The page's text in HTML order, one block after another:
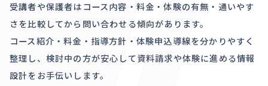
受講者や保護者はコース内容・料金・体験の有無・通いやす
さを比較してから問い合わせる傾向があります。
コース紹介・料金・指導方針・体験申込導線を分かりやすく
整理し、検討中の方が安心して資料請求や体験に進める情報
設計をお手伝いします。